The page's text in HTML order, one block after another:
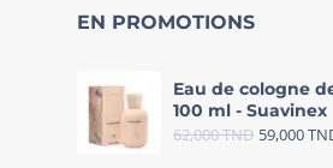
EN PROMOTIONS
Eau de cologne
100 ml - Suavinex
62,000TND 59,000